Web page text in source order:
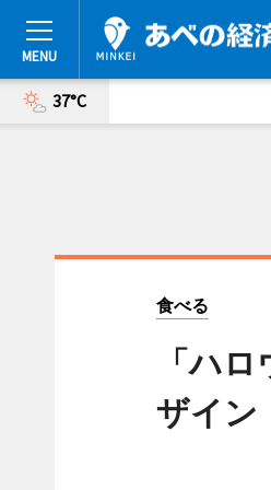
37°C
食べる
「ハ
ザイン